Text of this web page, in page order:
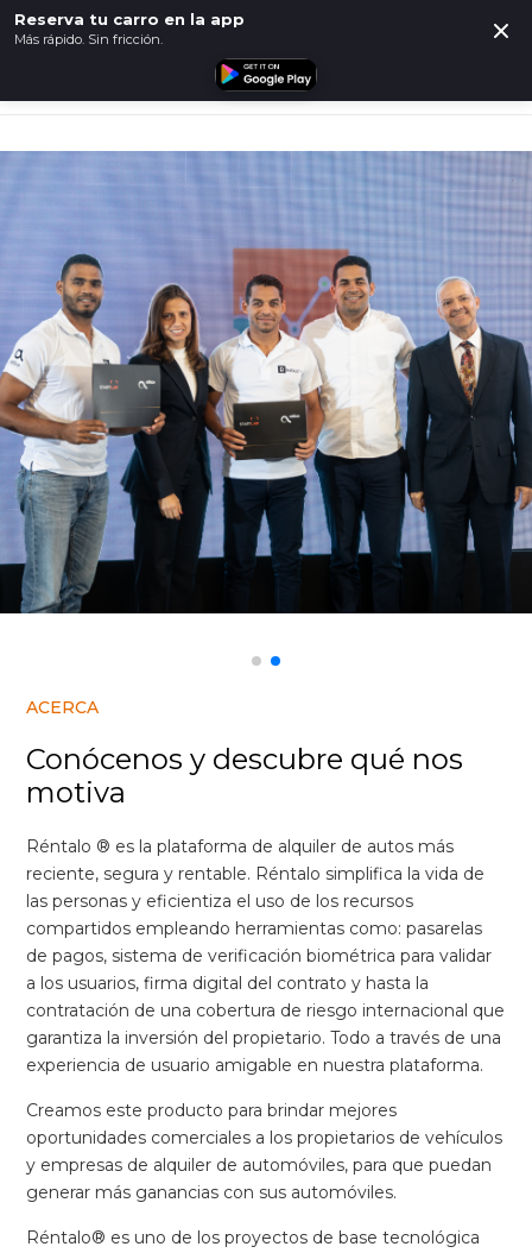
Reserva tu carro en la app
Más rápido. Sin fricción.
ACERCA
Conócenos y descubre qué nos
motiva
Réntalo ® es la plataforma de alquiler de autos más
reciente, segura y rentable. Réntalo simplifica la vida de
las personas y eficientiza el uso de los recursos
compartidos empleando herramientas como: pasarelas
de pagos, sistema de verificación biométrica para validar
a los usuarios, firma digital del contrato y hasta la
contratación de una cobertura de riesgo internacional que
garantiza la inversión del propietario. Todo a través de una
experiencia de usuario amigable en nuestra plataforma.
Creamos este producto para brindar mejores
oportunidades comerciales a los propietarios de vehículos
y empresas de alquiler de automóviles, para que puedan
generar más ganancias con sus automóviles.
Réntalo® es uno de los proyectos de base tecnológica